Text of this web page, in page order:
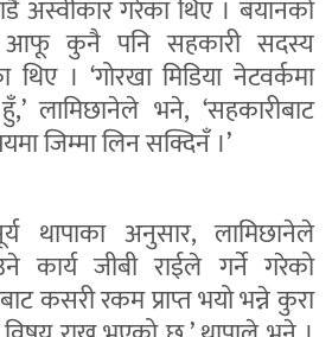
अस्वीकार गरेका थिए । बयानको
आफू कुनै पनि सहकारी सदस्य
। ‘गोरखा मिडिया नेटवर्कमा
लामिछानेले भने, ‘सहकारीबाट
जिम्मा लिन सक्दिनँ ।’
थापाका अनुसार, लामिछानेले
कार्य जीबी राईले गर्ने गरेको
कसरी रकम प्राप्त भयो भन्ने कुरा